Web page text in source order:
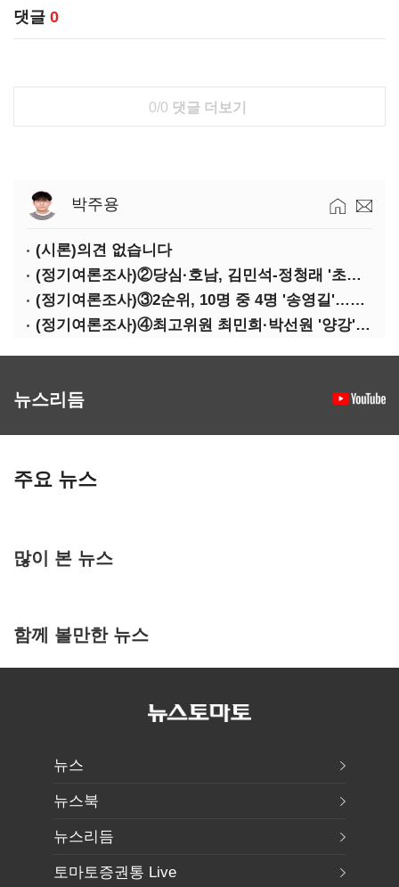
댓글 0
0/0 댓글 더보기
박주용
(시론)의견 없습니다
(정기여론조사)②당심·호남, 김민석-정청래 '초접전'
(정기여론조사)③2순위, 10명 중 4명 '송영길'…정청래 '한 자릿수'
(정기여론조사)④최고위원 최민희·박선원 '양강'…서미화·이성윤·임미애 뒤이어
뉴스리듬
주요 뉴스
많이 본 뉴스
함께 볼만한 뉴스
뉴스
뉴스북
뉴스리듬
토마토증권통 Live